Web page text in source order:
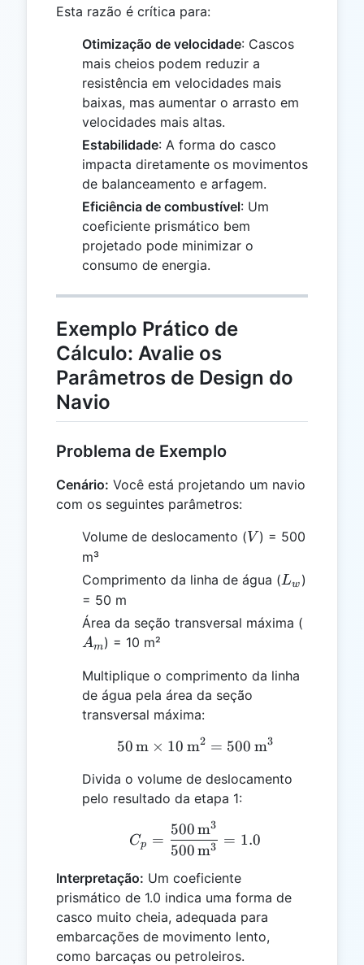
Esta razão é crítica para:
Otimização de velocidade: Cascos
mais cheios podem reduzir a
resistência em velocidades mais
baixas, mas aumentar o arrasto em
velocidades mais altas.
Estabilidade: A forma do casco
impacta diretamente os movimentos
de balanceamento e arfagem.
Eficiência de combustível: Um
coeficiente prismático bem
projetado pode minimizar o
consumo de energia.
Exemplo Prático de
Cálculo: Avalie os
Parâmetros de Design do
Navio
Problema de Exemplo
Cenário: Você está projetando um navio
com os seguintes parâmetros:
Volume de deslocamento (V
V ) = 500
m³
Comprimento da linha de água (L_w
Lw )
= 50 m
Área da seção transversal máxima (
Am) = 10 m²
Multiplique o comprimento da linha
de água pela área da seção
transversal máxima:
50 \, \text{m} \times
50m × 10 m2 = 500 m3
Divida o volume de deslocamento
pelo resultado da etapa 1:
C_p = \frac{500 \,
Cp =
500m3
500m3
= 1.0
Interpretação: Um coeficiente
prismático de 1.0 indica uma forma de
casco muito cheia, adequada para
embarcações de movimento lento,
como barcaças ou petroleiros.